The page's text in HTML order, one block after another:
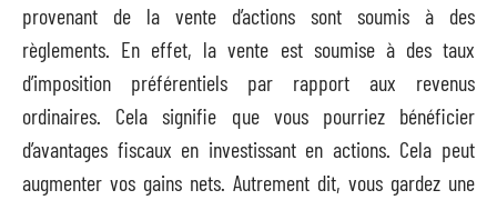
provenant de la vente d’actions sont soumis à des
règlements. En effet, la vente est soumise à des taux
d’imposition préférentiels par rapport aux revenus
ordinaires. Cela signifie que vous pourriez bénéficier
d’avantages fiscaux en investissant en actions. Cela peut
augmenter vos gains nets. Autrement dit, vous gardez une